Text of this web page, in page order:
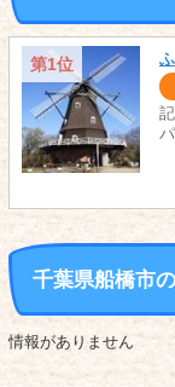
第1位
千葉県船橋市
情報がありません